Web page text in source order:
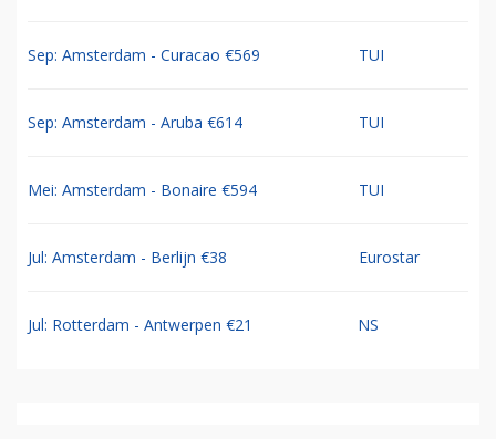
Sep: Amsterdam - Curacao €569 TUI
Sep: Amsterdam - Aruba €614 TUI
Mei: Amsterdam - Bonaire €594 TUI
Jul: Amsterdam - Berlijn €38 Eurostar
Jul: Rotterdam - Antwerpen €21 NS